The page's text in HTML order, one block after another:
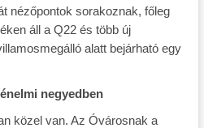
nézőpontok sorakoznak, főleg
áll a Q22 és több új
alatt bejárható egy
negyedben
közel van. Az Óvárosnak a